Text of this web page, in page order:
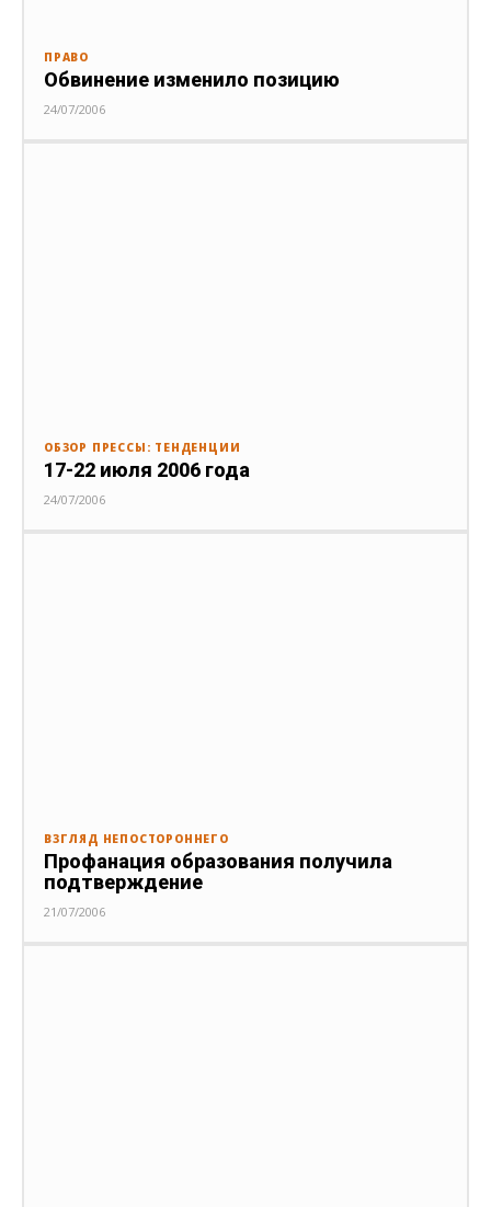
ПРАВО
Обвинение изменило позицию
24/07/2006
ОБЗОР ПРЕССЫ: ТЕНДЕНЦИИ
17-22 июля 2006 года
24/07/2006
ВЗГЛЯД НЕПОСТОРОННЕГО
Профанация образования получила
подтверждение
21/07/2006